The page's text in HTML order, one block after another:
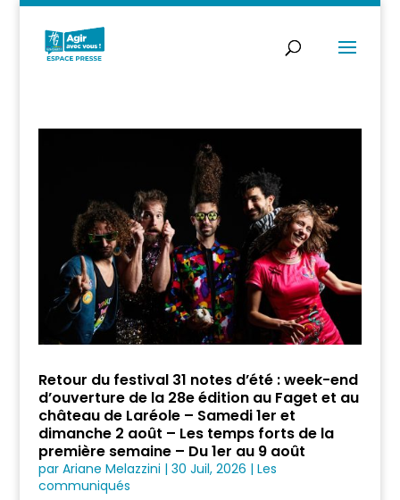
Retour du festival 31 notes d’été : week-end
d’ouverture de la 28e édition au Faget et au
château de Laréole – Samedi 1er et
dimanche 2 août – Les temps forts de la
première semaine – Du 1er au 9 août
par Ariane Melazzini | 30 Juil, 2026 | Les
communiqués